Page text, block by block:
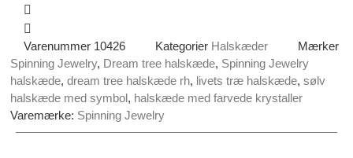
Varenummer 10426 Kategorier Halskæder
Mærker
Spinning Jewelry, Dream tree halskæde, Spinning Jewelry
halskæde, dream tree halskæde rh, livets træ halskæde, sølv
halskæde med symbol, halskæde med farvede krystaller
Varemærke: Spinning Jewelry